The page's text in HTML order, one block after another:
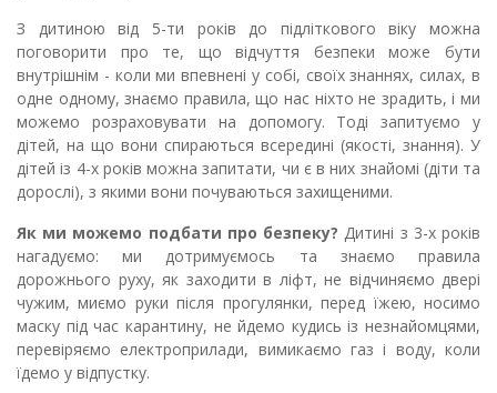
З дитиною від 5-ти років до підліткового віку можна
поговорити про те, що відчуття безпеки може бути
внутрішнім - коли ми впевнені у собі, своїх знаннях, силах, в
одне одному, знаємо правила, що нас ніхто не зрадить, і ми
можемо розраховувати на допомогу. Тоді запитуємо у
дітей, на що вони спираються всередині (якості, знання). У
дітей із 4-х років можна запитати, чи є в них знайомі (діти та
дорослі), з якими вони почуваються захищеними.
Як ми можемо подбати про безпеку? Дитині з 3-х років
нагадуємо: ми дотримуємось та знаємо правила
дорожнього руху, як заходити в ліфт, не відчиняємо двері
чужим, миємо руки після прогулянки, перед їжею, носимо
маску під час карантину, не йдемо кудись із незнайомцями,
перевіряємо електроприлади, вимикаємо газ і воду, коли
їдемо у відпустку.